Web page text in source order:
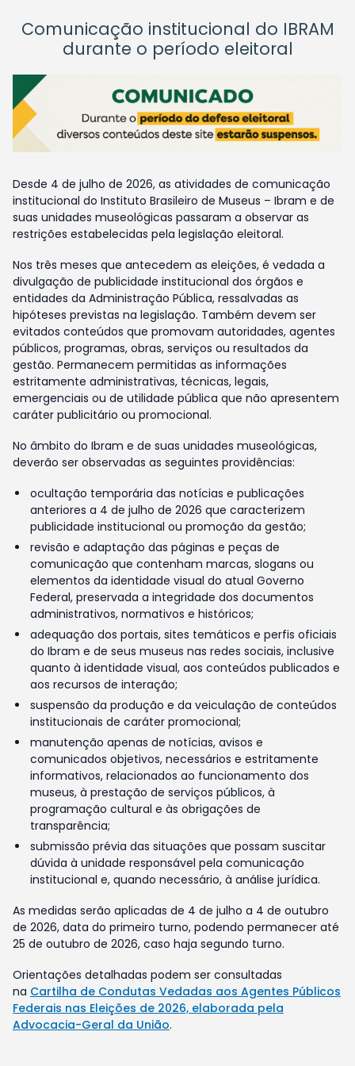
Comunicação institucional do IBRAM
durante o período eleitoral
Desde 4 de julho de 2026, as atividades de comunicação
institucional do Instituto Brasileiro de Museus – Ibram e de
suas unidades museológicas passaram a observar as
restrições estabelecidas pela legislação eleitoral.
Nos três meses que antecedem as eleições, é vedada a
divulgação de publicidade institucional dos órgãos e
entidades da Administração Pública, ressalvadas as
hipóteses previstas na legislação. Também devem ser
evitados conteúdos que promovam autoridades, agentes
públicos, programas, obras, serviços ou resultados da
gestão. Permanecem permitidas as informações
estritamente administrativas, técnicas, legais,
emergenciais ou de utilidade pública que não apresentem
caráter publicitário ou promocional.
No âmbito do Ibram e de suas unidades museológicas,
deverão ser observadas as seguintes providências:
ocultação temporária das notícias e publicações
anteriores a 4 de julho de 2026 que caracterizem
publicidade institucional ou promoção da gestão;
revisão e adaptação das páginas e peças de
comunicação que contenham marcas, slogans ou
elementos da identidade visual do atual Governo
Federal, preservada a integridade dos documentos
administrativos, normativos e históricos;
adequação dos portais, sites temáticos e perfis oficiais
do Ibram e de seus museus nas redes sociais, inclusive
quanto à identidade visual, aos conteúdos publicados e
aos recursos de interação;
suspensão da produção e da veiculação de conteúdos
institucionais de caráter promocional;
manutenção apenas de notícias, avisos e
comunicados objetivos, necessários e estritamente
informativos, relacionados ao funcionamento dos
museus, à prestação de serviços públicos, à
programação cultural e às obrigações de
transparência;
submissão prévia das situações que possam suscitar
dúvida à unidade responsável pela comunicação
institucional e, quando necessário, à análise jurídica.
As medidas serão aplicadas de 4 de julho a 4 de outubro
de 2026, data do primeiro turno, podendo permanecer até
25 de outubro de 2026, caso haja segundo turno.
Orientações detalhadas podem ser consultadas
na Cartilha de Condutas Vedadas aos Agentes Públicos
Federais nas Eleições de 2026, elaborada pela
Advocacia-Geral da União.